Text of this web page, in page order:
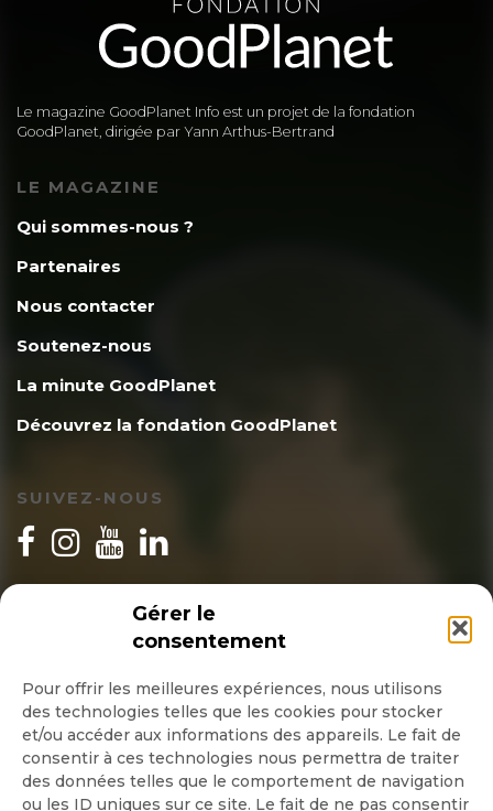
Gérer le
consentement
Pour offrir les meilleures expériences, nous utilisons
des technologies telles que les cookies pour stocker
et/ou accéder aux informations des appareils. Le fait de
consentir à ces technologies nous permettra de traiter
des données telles que le comportement de navigation
ou les ID uniques sur ce site. Le fait de ne pas consentir
Le magazine GoodPlanet Info est un projet de la fondation
GoodPlanet, dirigée par Yann Arthus-Bertrand
LE MAGAZINE
Qui sommes-nous ?
Partenaires
Nous contacter
Soutenez-nous
La minute GoodPlanet
Découvrez la fondation GoodPlanet
SUIVEZ-NOUS
INSCRIPTION NEWSLETTER
Quotidienne
Hebdo